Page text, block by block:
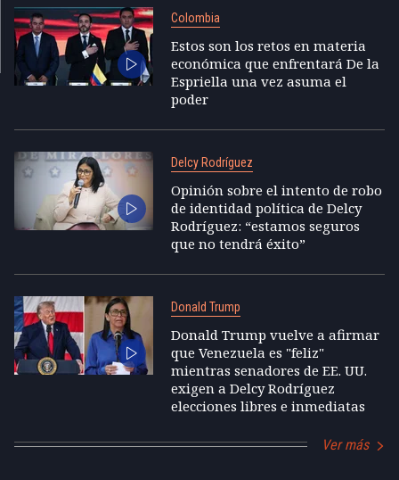
Colombia
Estos son los retos en materia
económica que enfrentará De la
Espriella una vez asuma el
poder
Delcy Rodríguez
Opinión sobre el intento de robo
de identidad política de Delcy
Rodríguez: “estamos seguros
que no tendrá éxito”
Donald Trump
Donald Trump vuelve a afirmar
que Venezuela es "feliz"
mientras senadores de EE. UU.
exigen a Delcy Rodríguez
elecciones libres e inmediatas
Ver más